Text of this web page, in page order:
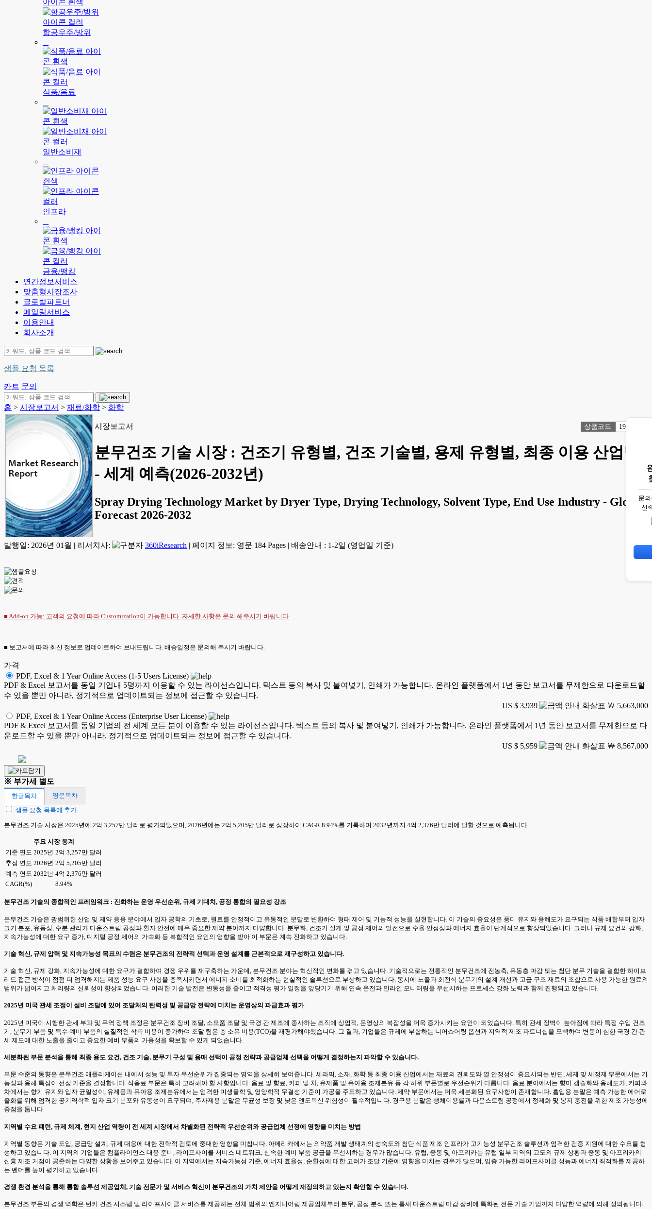
항공우주/방위
식품/음료
일반소비재
인프라
금융/뱅킹
연간정보서비스
맞춤형시장조사
글로벌파트너
메일링서비스
이용안내
회사소개
샘플 요청 목록
카트 문의
홈 > 시장보고서 > 재료/화학 > 화학
시장보고서 상품코드 1918654
분무건조 기술 시장 : 건조기 유형별, 건조 기술별, 용제 유형별, 최종 이용 산업별
- 세계 예측(2026-2032년)
Spray Drying Technology Market by Dryer Type, Drying Technology, Solvent Type, End Use Industry - Global
Forecast 2026-2032
발행일: 2026년 01월 | 리서치사: 360iResearch | 페이지 정보: 영문 184 Pages | 배송안내 : 1-2일 (영업일 기준)
■ Add-on 가능: 고객의 요청에 따라 Customization이 가능합니다. 자세한 사항은 문의 해주시기 바랍니다
■ 보고서에 따라 최신 정보로 업데이트하여 보내드립니다. 배송일정은 문의해 주시기 바랍니다.
가격
PDF, Excel & 1 Year Online Access (1-5 Users License)
PDF & Excel 보고서를 동일 기업내 5명까지 이용할 수 있는 라이선스입니다. 텍스트 등의 복사 및 붙여넣기, 인쇄가 가능합니다. 온라인 플랫폼에서 1년 동안 보고서를 무제한으로 다운로드할
수 있을 뿐만 아니라, 정기적으로 업데이트되는 정보에 접근할 수 있습니다.
US $ 3,939
￦ 5,663,000
PDF, Excel & 1 Year Online Access (Enterprise User License)
PDF & Excel 보고서를 동일 기업의 전 세계 모든 분이 이용할 수 있는 라이선스입니다. 텍스트 등의 복사 및 붙여넣기, 인쇄가 가능합니다. 온라인 플랫폼에서 1년 동안 보고서를 무제한으로 다
운로드할 수 있을 뿐만 아니라, 정기적으로 업데이트되는 정보에 접근할 수 있습니다.
US $ 5,959
￦ 8,567,000
※ 부가세 별도
한글목차
영문목차
샘플 요청 목록에 추가
분무건조 기술 시장은 2025년에 2억 3,257만 달러로 평가되었으며, 2026년에는 2억 5,205만 달러로 성장하여 CAGR 8.94%를 기록하며 2032년까지 4억 2,376만 달러에 달할 것으로 예측됩니다.
주요 시장 통계
기준 연도 2025년 2억 3,257만 달러
추정 연도 2026년 2억 5,205만 달러
예측 연도 2032년 4억 2,376만 달러
CAGR(%)
8.94%
분무건조 기술의 종합적인 프레임워크 : 진화하는 운영 우선순위, 규제 기대치, 공정 통합의 필요성 강조
분무건조 기술은 광범위한 산업 및 제약 응용 분야에서 입자 공학의 기초로, 원료를 안정적이고 유동적인 분말로 변환하여 형태 제어 및 기능적 성능을 실현합니다. 이 기술의 중요성은 풍미 유지와 용해도가 요구되는 식품 배합부터 입자
크기 분포, 유동성, 수분 관리가 다운스트림 공정과 환자 안전에 매우 중요한 제약 분야까지 다양합니다. 분무화, 건조기 설계 및 공정 제어의 발전으로 수율 안정성과 에너지 효율이 단계적으로 향상되었습니다. 그러나 규제 요건의 강화,
지속가능성에 대한 요구 증가, 디지털 공정 제어의 가속화 등 복합적인 요인의 영향을 받아 이 부문은 계속 진화하고 있습니다.
기술 혁신, 규제 압력 및 지속가능성 목표의 수렴은 분무건조의 전략적 선택과 운영 설계를 근본적으로 재구성하고 있습니다.
기술 혁신, 규제 강화, 지속가능성에 대한 요구가 결합하여 경쟁 우위를 재구축하는 가운데, 분무건조 분야는 혁신적인 변화를 겪고 있습니다. 기술적으로는 전통적인 분무건조에 전농축, 유동층 마감 또는 첨단 분무 기술을 결합한 하이브
리드 접근 방식이 점점 더 엄격해지는 제품 성능 요구 사항을 충족시키면서 에너지 소비를 최적화하는 현실적인 솔루션으로 부상하고 있습니다. 동시에 노즐과 회전식 분무기의 설계 개선과 고급 구조 재료의 조합으로 사용 가능한 원료의
범위가 넓어지고 처리량의 신뢰성이 향상되었습니다. 이러한 기술 발전은 변동성을 줄이고 적격성 평가 일정을 앞당기기 위해 연속 운전과 인라인 모니터링을 우선시하는 프로세스 강화 노력과 함께 진행되고 있습니다.
2025년 미국 관세 조정이 설비 조달에 있어 조달처의 탄력성 및 공급망 전략에 미치는 운영상의 파급효과 평가
2025년 미국이 시행한 관세 부과 및 무역 정책 조정은 분무건조 장비 조달, 소모품 조달 및 국경 간 제조에 종사하는 조직에 상업적, 운영상의 복잡성을 더욱 증가시키는 요인이 되었습니다. 특히 관세 장벽이 높아짐에 따라 특정 수입 건조
기, 분무기 부품 및 특수 예비 부품의 실질적인 착륙 비용이 증가하여 조달 팀은 총 소유 비용(TCO)을 재평가해야했습니다. 그 결과, 기업들은 규제에 부합하는 니어쇼어링 옵션과 지역적 제조 파트너십을 모색하여 변동이 심한 국경 간 관
세 제도에 대한 노출을 줄이고 중요한 예비 부품의 가용성을 확보할 수 있게 되었습니다.
세분화된 부문 분석을 통해 최종 용도 요건, 건조 기술, 분무기 구성 및 용매 선택이 공정 전략과 공급업체 선택을 어떻게 결정하는지 파악할 수 있습니다.
부문 수준의 동향은 분무건조 애플리케이션 내에서 성능 및 투자 우선순위가 집중되는 영역을 상세히 보여줍니다. 세라믹, 소재, 화학 등 최종 이용 산업에서는 재료의 견뢰도와 열 안정성이 중요시되는 반면, 세제 및 세정제 부문에서는 기
능성과 용해 특성이 선정 기준을 결정합니다. 식음료 부문은 특히 고려해야 할 사항입니다. 음료 및 향료, 커피 및 차, 유제품 및 유아용 조제분유 등 각 하위 부문별로 우선순위가 다릅니다. 음료 분야에서는 향미 캡슐화와 용해도가, 커피와
차에서는 향기 유지와 입자 균일성이, 유제품과 유아용 조제분유에서는 엄격한 미생물학 및 영양학적 무결성 기준이 가공을 주도하고 있습니다. 제약 부문에서는 더욱 세분화된 요구사항이 존재합니다. 흡입용 분말은 예측 가능한 에어로
졸화를 위해 엄격한 공기역학적 입자 크기 분포와 유동성이 요구되며, 주사제용 분말은 무균성 보장 및 낮은 엔도톡신 위험성이 필수적입니다. 경구용 분말은 생체이용률과 다운스트림 공정에서 정제화 및 봉지 충전을 위한 제조 가능성에
중점을 둡니다.
지역별 수요 패턴, 규제 체계, 현지 산업 역량이 전 세계 시장에서 차별화된 전략적 우선순위와 공급업체 선정에 영향을 미치는 방법
지역별 동향은 기술 도입, 공급망 설계, 규제 대응에 대한 전략적 검토에 중대한 영향을 미칩니다. 아메리카에서는 의약품 개발 생태계의 성숙도와 첨단 식품 제조 인프라가 고기능성 분무건조 솔루션과 엄격한 검증 지원에 대한 수요를 형
성하고 있습니다. 이 지역의 기업들은 컴플라이언스 대응 준비, 라이프사이클 서비스 네트워크, 신속한 예비 부품 공급을 우선시하는 경우가 많습니다. 유럽, 중동 및 아프리카는 유럽 일부 지역의 고도의 규제 상황과 중동 및 아프리카의
신흥 제조 거점이 공존하는 다양한 상황을 보여주고 있습니다. 이 지역에서는 지속가능성 기준, 에너지 효율성, 순환성에 대한 고려가 조달 기준에 영향을 미치는 경우가 많으며, 입증 가능한 라이프사이클 성능과 에너지 최적화를 제공하
는 벤더를 높이 평가하고 있습니다.
경쟁 환경 분석을 통해 통합 솔루션 제공업체, 기술 전문가 및 서비스 혁신이 분무건조의 가치 제안을 어떻게 재정의하고 있는지 확인할 수 있습니다.
분무건조 부문의 경쟁 역학은 턴키 건조 시스템 및 라이프사이클 서비스를 제공하는 전체 범위의 엔지니어링 제공업체부터 분무, 공정 분석 또는 틈새 다운스트림 마감 장비에 특화된 전문 기술 기업까지 다양한 역량에 의해 정의됩니다.
문
신